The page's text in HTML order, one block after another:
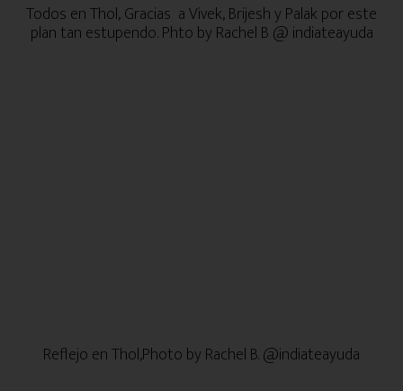
Todos en Thol, Gracias a Vivek, Brijesh y Palak por este
plan tan estupendo. Phto by Rachel B @ indiateayuda
Reflejo en Thol,Photo by Rachel B. @indiateayuda